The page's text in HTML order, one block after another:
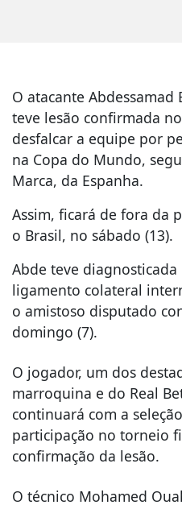
O atacante Abdessamad
teve lesão confirmada
desfalcar a equipe por
na Copa do Mundo,
Marca, da Espanha.
Assim, ficará de fora da
o Brasil, no sábado (13).
Abde teve
ligamento colateral
o amistoso disputado
domingo (7).
O jogador, um dos
marroquina e do Real
continuará com a
participação no torneio
confirmação da lesão.
O técnico Mohamed